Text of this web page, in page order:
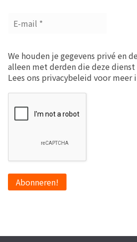
We houden je gegevens privé en
alleen met derden die deze
Lees ons privacybeleid voor meer